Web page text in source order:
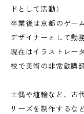
ドとして活動）
卒業後は京都のゲー
デザイナーとして勤
現在はイラストレー
校で美術の非常勤講
土偶や埴輪など、古
リーズを制作するな